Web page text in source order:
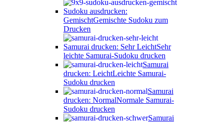
Sudoku ausdrucken:
GemischtGemischte Sudoku zum
Drucken
Samurai drucken: Sehr LeichtSehr
leichte Samurai-Sudoku drucken
Samurai
drucken: LeichtLeichte Samurai-
Sudoku drucken
Samurai
drucken: NormalNormale Samurai-
Sudoku drucken
Samurai